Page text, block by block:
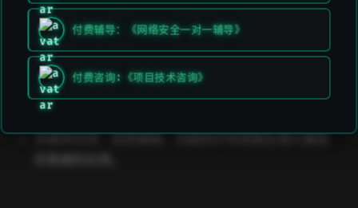
游戏开发：大多数现代游戏使用 Direct3D 进行图形
渲染和处理。
虚拟现实和增强现实：支持 VR 和 AR 应用程序的开
发。
科学和工程应用：CAD 软件、数据可视化工具等需要
多媒体应用：视频编辑、动画制作等需要处理大量图
付费辅导：《网络安全一对一辅导》
付费咨询:《项目技术咨询》